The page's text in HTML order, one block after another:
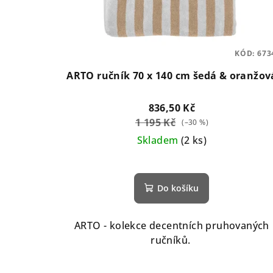
ARTO ručník 70 x 140 cm šedá &
836,50 Kč
1 195 Kč (–30 %)
Skladem (2 ks)
Do košíku
ARTO - kolekce decentních pruhovaných
ručníků.
KÓD: